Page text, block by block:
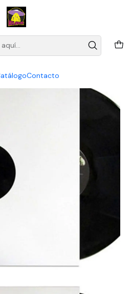
Contacto
del slide
The Whos Tommy Orchestral 2019